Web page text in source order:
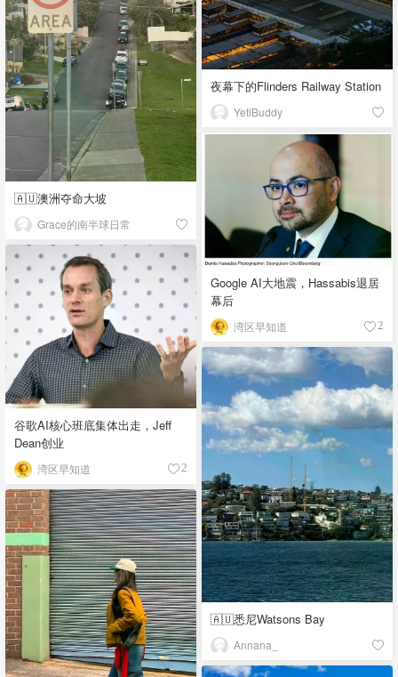
夜幕下的Flinders Railway Station
YetiBuddy
🇦🇺澳洲夺命大坡
Grace的南半球日常
Google AI大地震，Hassabis退居
幕后
湾区早知道 2
谷歌AI核心班底集体出走，Jeff
Dean创业
湾区早知道 2
🇦🇺悉尼Watsons Bay
Annana_